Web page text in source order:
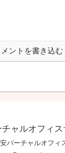
メントを書き込む
ャルオフィス
バーチャルオフィ